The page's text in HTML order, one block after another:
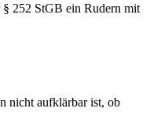
252 StGB ein Rudern mit
nicht aufklärbar ist, ob